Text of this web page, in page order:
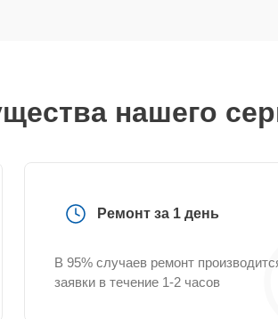
нашего
Ремонт за 1 день
В 95% случаев ремонт
заявки в течение 1-2 часов